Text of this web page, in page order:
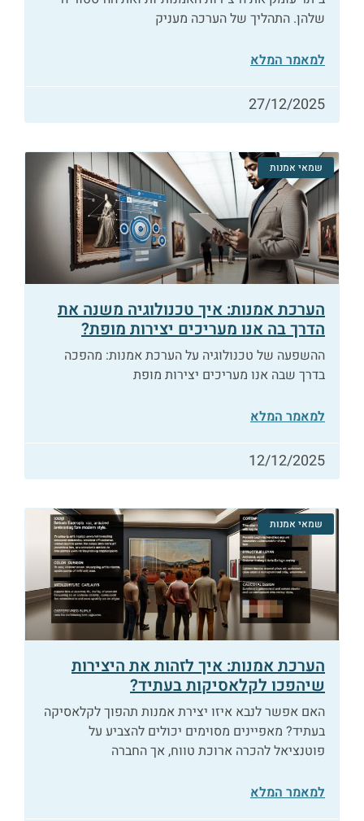
שלהן. התהליך של הערכה מעניק
למאמר המלא
27/12/2025
שמאי אמנות
הערכת אמנות: איך טכנולוגיה משנה את
הדרך בה אנו מעריכים יצירות מופת?
ההשפעה של טכנולוגיה על הערכת אמנות: מהפכה
בדרך שבה אנו מעריכים יצירות מופת
למאמר המלא
12/12/2025
שמאי אמנות
הערכת אמנות: איך לזהות את היצירות
שיהפכו לקלאסיקות בעתיד?
האם אפשר לנבא איזו יצירת אמנות תהפוך לקלאסיקה
בעתיד? מאפיינים מסוימים יכולים להצביע על
פוטנציאל להכרה ארוכת טווח, אך החברה
למאמר המלא